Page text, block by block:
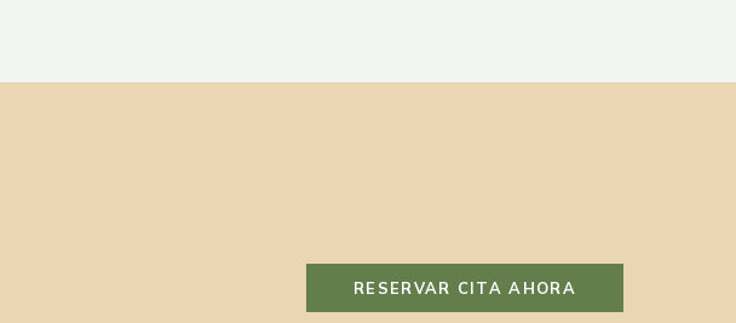
RESERVAR CITA AHORA